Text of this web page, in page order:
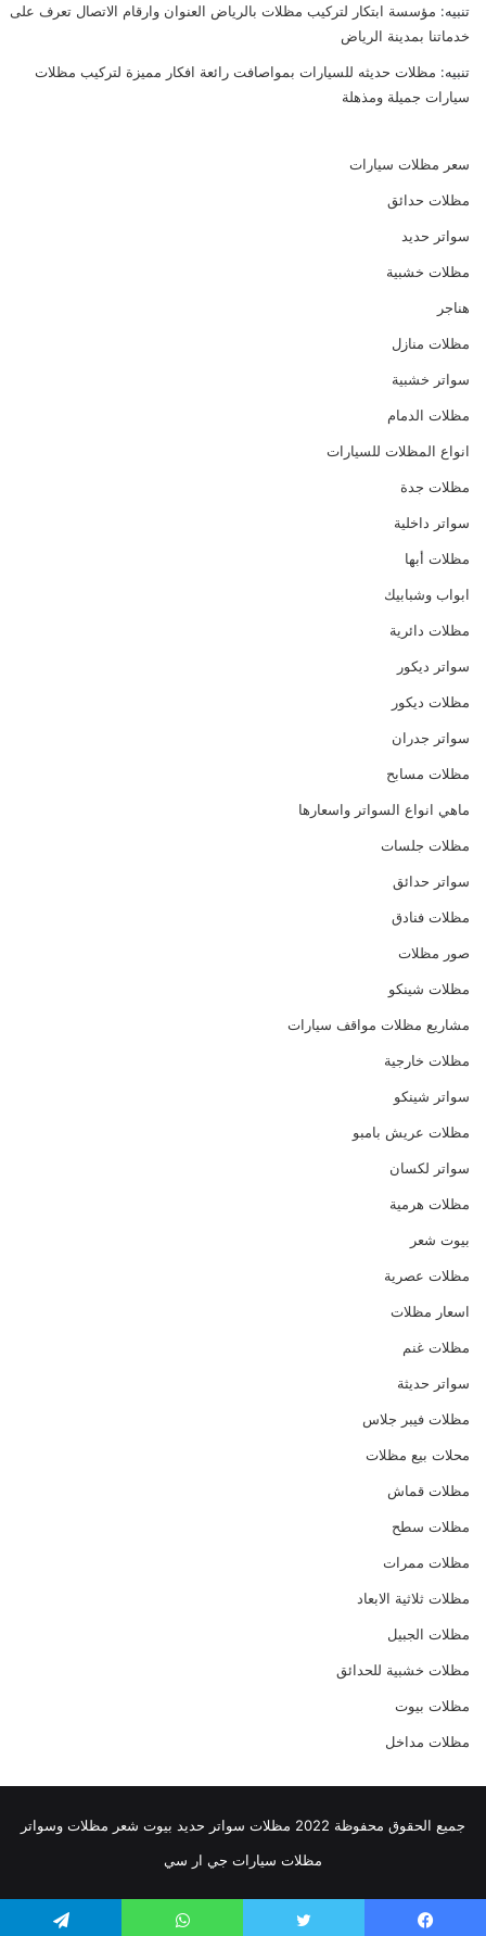
تنبيه: مؤسسة ابتكار لتركيب مظلات بالرياض العنوان وارقام الاتصال تعرف على
خدماتنا بمدينة الرياض
تنبيه: مظلات حديثه للسيارات بمواصافت رائعة افكار مميزة لتركيب مظلات
سيارات جميلة ومذهلة
سعر مظلات سيارات
مظلات حدائق
سواتر حديد
مظلات خشبية
هناجر
مظلات منازل
سواتر خشبية
مظلات الدمام
انواع المظلات للسيارات
مظلات جدة
سواتر داخلية
مظلات أبها
ابواب وشبابيك
مظلات دائرية
سواتر ديكور
مظلات ديكور
سواتر جدران
مظلات مسابح
ماهي انواع السواتر واسعارها
مظلات جلسات
سواتر حدائق
مظلات فنادق
صور مظلات
مظلات شينكو
مشاريع مظلات مواقف سيارات
مظلات خارجية
سواتر شينكو
مظلات عريش بامبو
سواتر لكسان
مظلات هرمية
بيوت شعر
مظلات عصرية
اسعار مظلات
مظلات غنم
سواتر حديثة
مظلات فيبر جلاس
محلات بيع مظلات
مظلات قماش
مظلات سطح
مظلات ممرات
مظلات ثلاثية الابعاد
مظلات الجبيل
مظلات خشبية للحدائق
مظلات بيوت
مظلات مداخل
جميع الحقوق محفوظة 2022 مظلات سواتر حديد بيوت شعر مظلات وسواتر
مظلات سيارات جي ار سي